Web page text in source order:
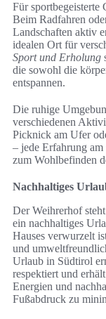
Für sportbegeisterte
Beim Radfahren
Landschaften aktiv
idealen Ort für
Sport und Erholung
die sowohl die
entspannen.
Die ruhige
verschiedenen
Picknick am Ufer
– jede Erfahrung
zum Wohlbefinden
Nachhaltiges
Der Weihrerhof
ein nachhaltiges
Hauses verwurzelt
und
Urlaub in Südtirol
respektiert und
Energien und
Fußabdruck zu